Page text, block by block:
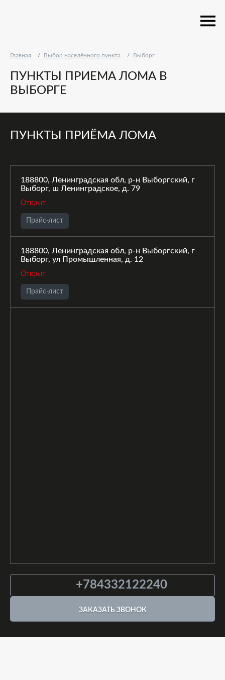
Главная Выбор населённого пункта Выборг
ПУНКТЫ ПРИЕМА ЛОМА В
ВЫБОРГЕ
ПУНКТЫ ПРИЁМА ЛОМА
188800, Ленинградская обл, р-н Выборгский, г
Выборг, ш Ленинградское, д. 79
Открыт
Прайс-лист
188800, Ленинградская обл, р-н Выборгский, г
Выборг, ул Промышленная, д. 12
Открыт
Прайс-лист
+784332122240
ЗАКАЗАТЬ ЗВОНОК